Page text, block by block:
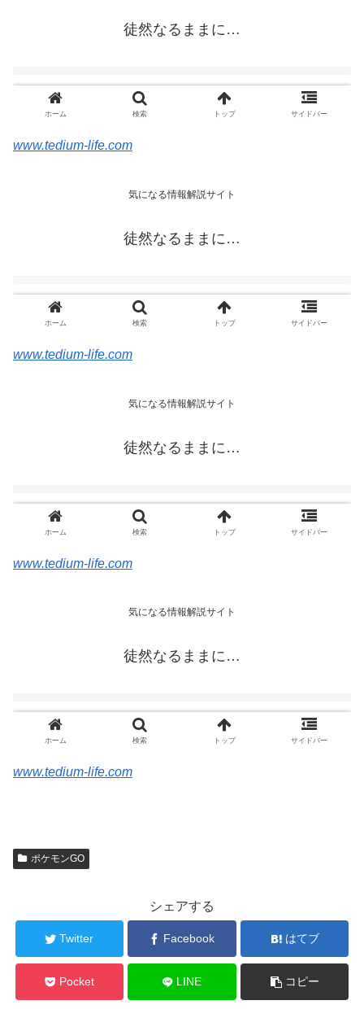
www.tedium-life.com
www.tedium-life.com
www.tedium-life.com
www.tedium-life.com
ポケモンGO
シェアする
Twitter Facebook はてブ
Pocket LINE コピー